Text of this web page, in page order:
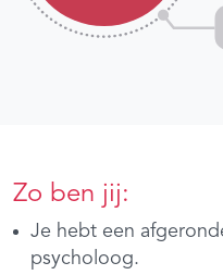
Zo ben jij:
Je hebt een
psycholoog.